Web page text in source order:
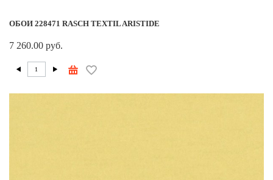
ОБОИ 228471 RASCH TEXTIL ARISTIDE
7 260.00 руб.